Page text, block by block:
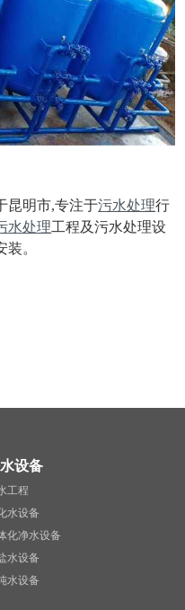
昆明市,专注于污水处理行
水处理工程及污水处理设
。
设备
工程
水设备
化净水设备
水设备
水设备